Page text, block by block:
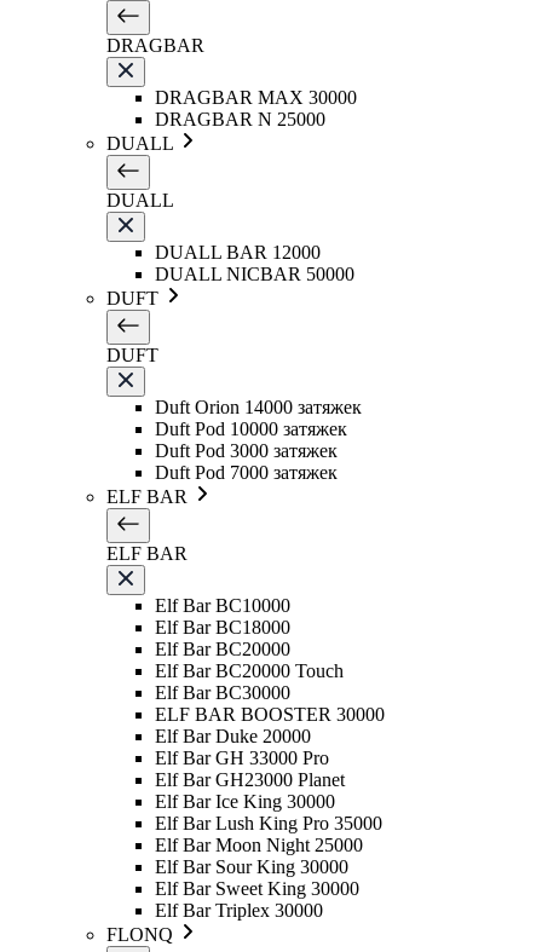
DRAGBAR
DRAGBAR MAX 30000
DRAGBAR N 25000
DUALL
DUALL
DUALL BAR 12000
DUALL NICBAR 50000
DUFT
DUFT
Duft Orion 14000 затяжек
Duft Pod 10000 затяжек
Duft Pod 3000 затяжек
Duft Pod 7000 затяжек
ELF BAR
ELF BAR
Elf Bar BC10000
Elf Bar BC18000
Elf Bar BC20000
Elf Bar BC20000 Touch
Elf Bar BC30000
ELF BAR BOOSTER 30000
Elf Bar Duke 20000
Elf Bar GH 33000 Pro
Elf Bar GH23000 Planet
Elf Bar Ice King 30000
Elf Bar Lush King Pro 35000
Elf Bar Moon Night 25000
Elf Bar Sour King 30000
Elf Bar Sweet King 30000
Elf Bar Triplex 30000
FLONQ